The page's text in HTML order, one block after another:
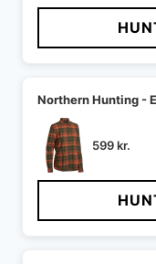
Northern Hunting -
599kr.